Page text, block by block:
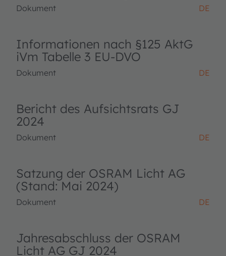
Dokument DE
Informationen nach §125 AktG
iVm Tabelle 3 EU-DVO
Dokument DE
Bericht des Aufsichtsrats GJ
2024
Dokument DE
Satzung der OSRAM Licht AG
(Stand: Mai 2024)
Dokument DE
Jahresabschluss der OSRAM
Licht AG GJ 2024